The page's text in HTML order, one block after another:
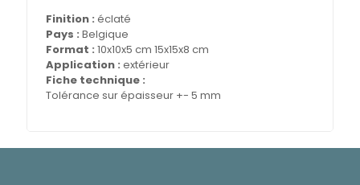
Finition : éclaté
Pays : Belgique
Format : 10x10x5 cm 15x15x8 cm
Application : extérieur
Fiche technique :
Tolérance sur épaisseur +- 5 mm